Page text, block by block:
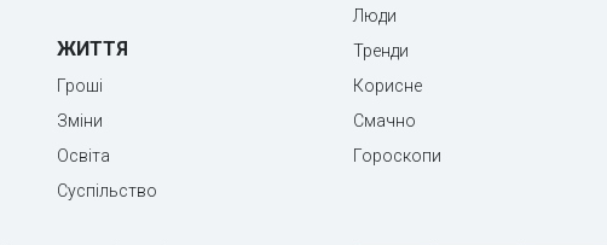
ЖИТТЯ
Гроші
Зміни
Освіта
Суспільство
Люди
Тренди
Корисне
Смачно
Гороскопи